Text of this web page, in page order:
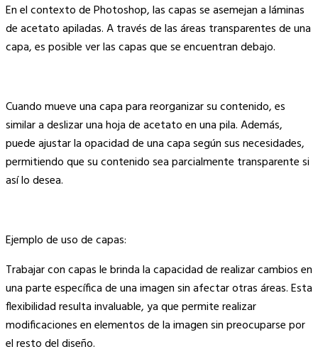
En el contexto de Photoshop, las capas se asemejan a láminas
de acetato apiladas. A través de las áreas transparentes de una
capa, es posible ver las capas que se encuentran debajo.
Cuando mueve una capa para reorganizar su contenido, es
similar a deslizar una hoja de acetato en una pila. Además,
puede ajustar la opacidad de una capa según sus necesidades,
permitiendo que su contenido sea parcialmente transparente si
así lo desea.
Ejemplo de uso de capas:
Trabajar con capas le brinda la capacidad de realizar cambios en
una parte específica de una imagen sin afectar otras áreas. Esta
flexibilidad resulta invaluable, ya que permite realizar
modificaciones en elementos de la imagen sin preocuparse por
el resto del diseño.